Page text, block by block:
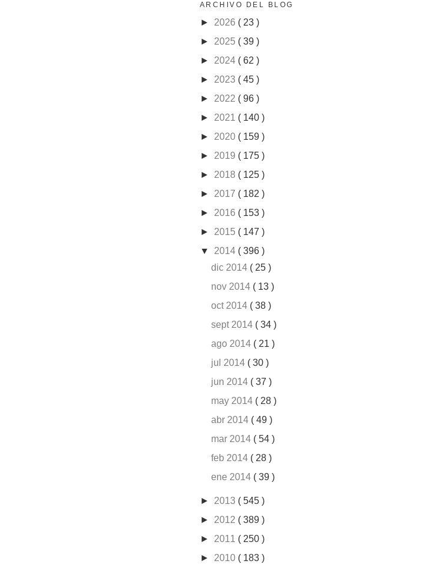
ARCHIVO DEL BLOG
► 2026 ( 23 )
► 2025 ( 39 )
► 2024 ( 62 )
► 2023 ( 45 )
► 2022 ( 96 )
► 2021 ( 140 )
► 2020 ( 159 )
► 2019 ( 175 )
► 2018 ( 125 )
► 2017 ( 182 )
► 2016 ( 153 )
► 2015 ( 147 )
▼ 2014 ( 396 )
dic 2014 ( 25 )
nov 2014 ( 13 )
oct 2014 ( 38 )
sept 2014 ( 34 )
ago 2014 ( 21 )
jul 2014 ( 30 )
jun 2014 ( 37 )
may 2014 ( 28 )
abr 2014 ( 49 )
mar 2014 ( 54 )
feb 2014 ( 28 )
ene 2014 ( 39 )
► 2013 ( 545 )
► 2012 ( 389 )
► 2011 ( 250 )
► 2010 ( 183 )